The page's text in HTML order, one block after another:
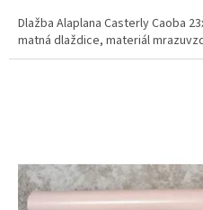
Dlažba Alaplana Casterly Caoba
matná dlaždice, materiál